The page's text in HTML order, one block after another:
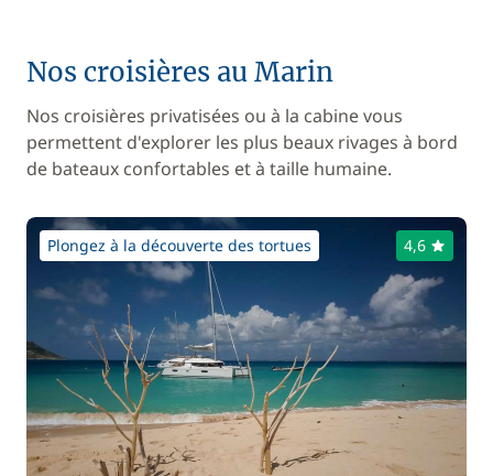
Nos croisières au Marin
Nos croisières privatisées ou à la cabine vous
permettent d'explorer les plus beaux rivages à bord
de bateaux confortables et à taille humaine.
Plongez à la découverte des tortues 4,6